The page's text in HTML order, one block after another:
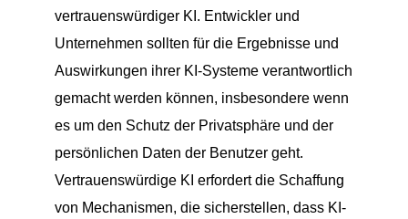
vertrauenswürdiger KI. Entwickler und
Unternehmen sollten für die Ergebnisse und
Auswirkungen ihrer KI-Systeme verantwortlich
gemacht werden können, insbesondere wenn
es um den Schutz der Privatsphäre und der
persönlichen Daten der Benutzer geht.
Vertrauenswürdige KI erfordert die Schaffung
von Mechanismen, die sicherstellen, dass KI-